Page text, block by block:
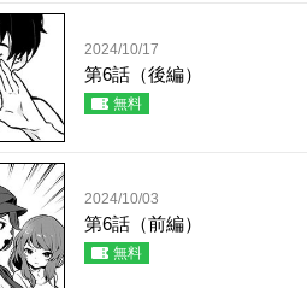
2024/10/17
第6話（後編）
無料
2024/10/03
第6話（前編）
無料